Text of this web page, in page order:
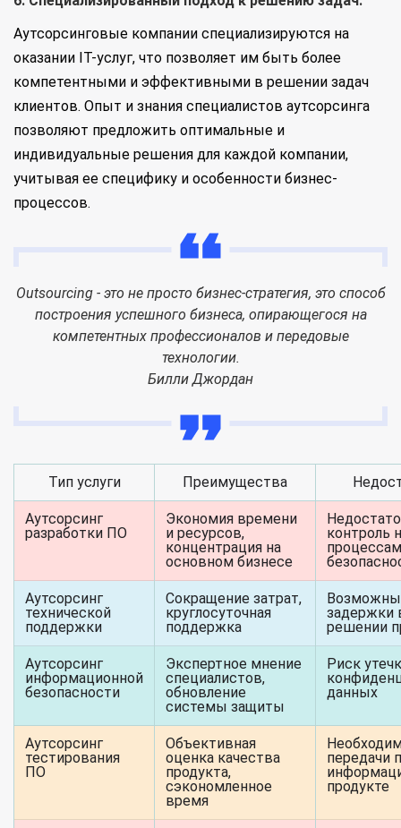
Аутсорсинговые компании специализируются на
оказании IT-услуг, что позволяет им быть более
компетентными и эффективными в решении задач
клиентов. Опыт и знания специалистов аутсорсинга
позволяют предложить оптимальные и
индивидуальные решения для каждой компании,
учитывая ее специфику и особенности бизнес-
процессов.
Outsourcing - это не просто бизнес-стратегия, это способ
построения успешного бизнеса, опирающегося на
компетентных профессионалов и передовые
технологии.
Билли Джордан
Тип услуги Преимущества
Аутсорсинг
разработки ПО
Экономия времени
и ресурсов,
концентрация на
основном бизнесе
контроль
Аутсорсинг
технической
поддержки
Сокращение затрат,
круглосуточная
поддержка
задержки
решении
Аутсорсинг
информационной
безопасности
Экспертное мнение
специалистов,
обновление
системы защиты
Риск
данных
Аутсорсинг
тестирования
ПО
Объективная
оценка качества
продукта,
сэкономленное
время
передачи
продукте